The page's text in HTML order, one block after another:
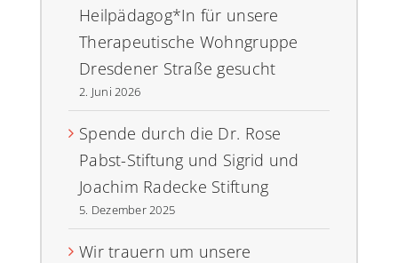
Heilpädagog*In für unsere
Therapeutische Wohngruppe
Dresdener Straße gesucht
2. Juni 2026
Spende durch die Dr. Rose
Pabst-Stiftung und Sigrid und
Joachim Radecke Stiftung
5. Dezember 2025
Wir trauern um unsere